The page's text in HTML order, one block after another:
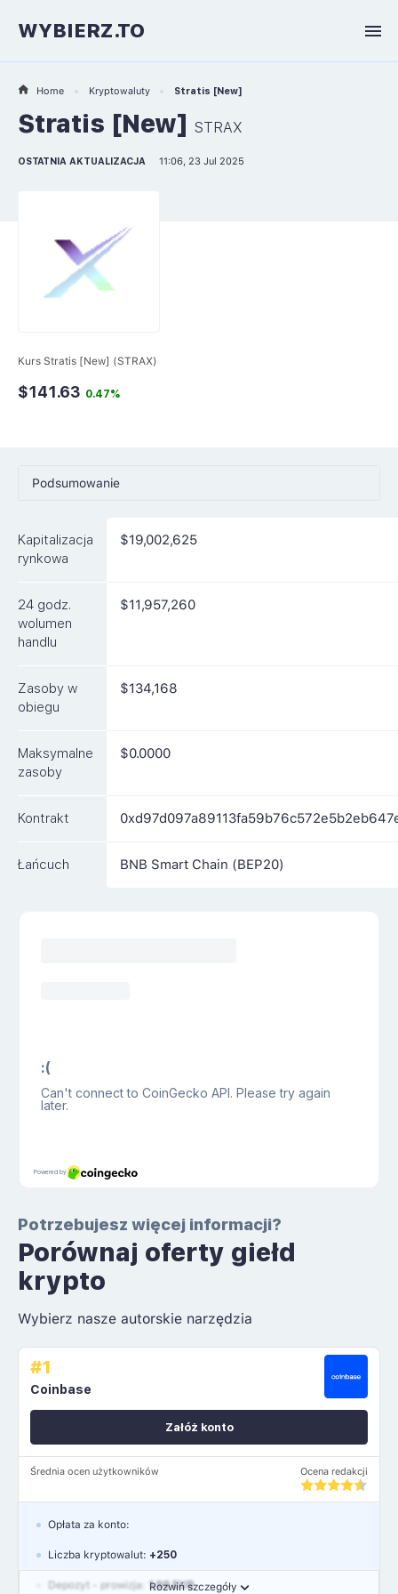
WYBIERZ.TO
Home Kryptowaluty Stratis [New]
Stratis [New] STRAX
OSTATNIA AKTUALIZACJA 11:06, 23 Jul 2025
Kurs Stratis [New] (STRAX)
$141.63 0.47%
Podsumowanie
Rynki
FAQ
Kapitalizacja
rynkowa
$19,002,625
24 godz.
wolumen
handlu
$11,957,260
Zasoby w
obiegu
$134,168
Maksymalne
zasoby
$0.0000
Kontrakt
Łańcuch BNB Smart Chain (BEP20)
Potrzebujesz więcej informacji?
Porównaj oferty giełd
krypto
Wybierz nasze autorskie narzędzia
#1
Coinbase
Średnia ocen użytkowników Ocena redakcji
Załóż konto
Rozwiń szczegóły
Opłata za konto:
Liczba kryptowalut: +250
Depozyt - prowizja: 1.99 EUR